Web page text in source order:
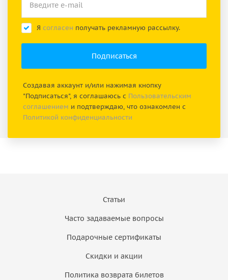
Я согласен получать рекламную рассылку.
Создавая аккаунт и/или нажимая кнопку
"Подписаться", я соглашаюсь с Пользовательским
соглашением и подтверждаю, что ознакомлен с
Политикой конфиденциальности
Статьи
Часто задаваемые вопросы
Подарочные сертификаты
Скидки и акции
Политика возврата билетов